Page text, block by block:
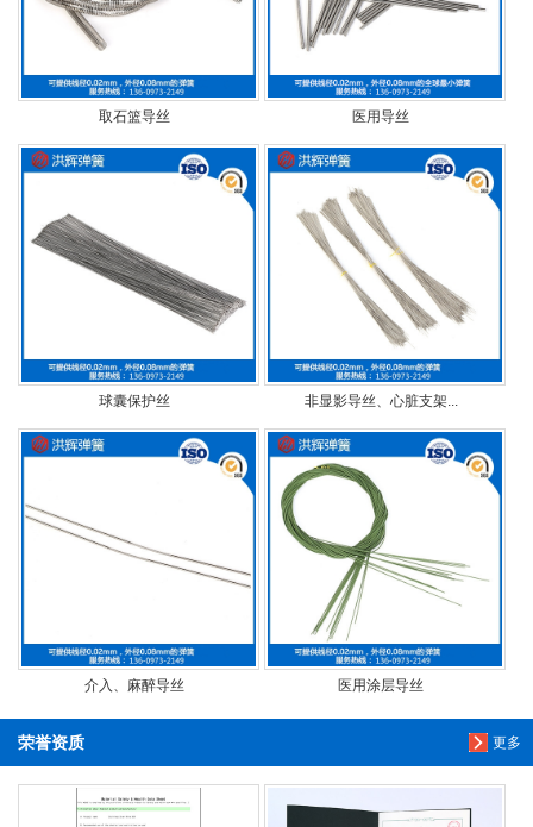
取石篮导丝 医用导丝
球囊保护丝 非显影导丝、心脏支架...
介入、麻醉导丝 医用涂层导丝
更多
荣誉资质